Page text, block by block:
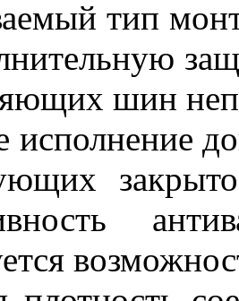
тип
шин
исполнение